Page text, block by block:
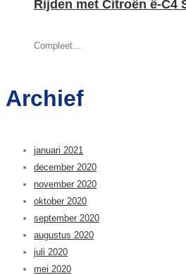
Rijden met Citroën ë-C4
Compleet...
Archief
januari 2021
december 2020
november 2020
oktober 2020
september 2020
augustus 2020
juli 2020
mei 2020